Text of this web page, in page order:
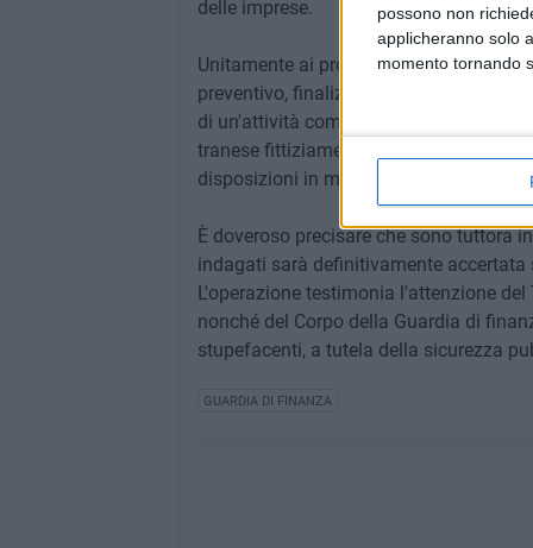
possono non
applicheranno solo
momento tornando
delle imprese.
Unitamente ai provvedimenti cautelari
preventivo, finalizzato alla confisca
di un'attività commerciale
tranese fittiziamente intestata alla
disposizioni in materia di misure di
È doveroso precisare che sono tuttora
indagati sarà definitivamente
L'operazione testimonia l'attenzione
nonché del Corpo della Guardia di
stupefacenti, a tutela della sicurezza
GUARDIA DI FINANZA